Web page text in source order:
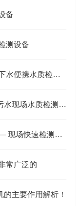
备
测设备
总硬度氯化物快速测定仪 自来水地下水便携水质检测设备
悬浮物浊度快速测定仪便携式工业污水现场水质检测设备
手持总余氯检测仪工作原理详解 —— 现场快速检测更可靠
常广泛的
主要作用解析！